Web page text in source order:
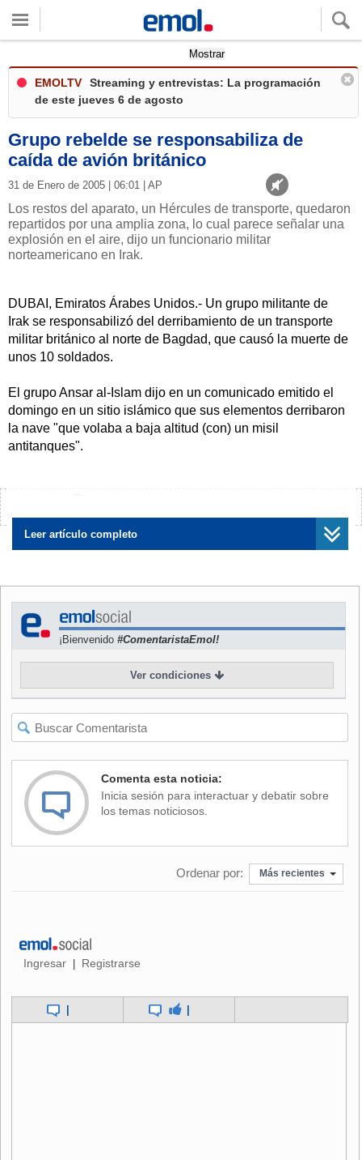
Mostrar
EMOLTV
Streaming y entrevistas: La programación
de este jueves 6 de agosto
Grupo rebelde se responsabiliza de
caída de avión británico
31 de Enero de 2005 | 06:01 | AP
Los restos del aparato, un Hércules de transporte, quedaron
repartidos por una amplia zona, lo cual parece señalar una
explosión en el aire, dijo un funcionario militar
norteamericano en Irak.
DUBAI, Emiratos Árabes Unidos.- Un grupo militante de
Irak se responsabilizó del derribamiento de un transporte
militar británico al norte de Bagdad, que causó la muerte de
unos 10 soldados.
El grupo Ansar al-Islam dijo en un comunicado emitido el
domingo en un sitio islámico que sus elementos derribaron
la nave "que volaba a baja altitud (con) un misil
antitanques".
"Gracias a Dios, el avión fue derribado y un enorme
incendio con nubes de humo negro fueron vistos alzándose
Funcionarios militares británicos y estadounidenses no han
dicho cuáles consideran son las causas de la caída,
ocurrida una media hora después del cierre de las casillas
donde los iraquíes participaron en sus primeros comicios
libres desde hace medio siglo.
Al ser consultado sobre las afirmaciones del Ansar, un
vocero del Ministerio de la Defensa de Gran Bretaña dijo
Funcionarios británicos continuaban las investigaciones en
el área, agregó.
Los restos del aparato, un Hércules de transporte, estaban
explosión en el aire, dijo un funcionario militar
Establecido luego de los atentados del 11 de septiembre
del 2001 en Estados Unidos, el Ansar al-Islam es uno de
que tiene lazos con la red terrorista Al Qaeda.
Leer artículo completo
¡Bienvenido #ComentaristaEmol!
Ver condiciones
Comenta esta noticia:
Inicia sesión para interactuar y debatir sobre
los temas noticiosos.
Ordenar por: Más recientes
Ingresar Registrarse